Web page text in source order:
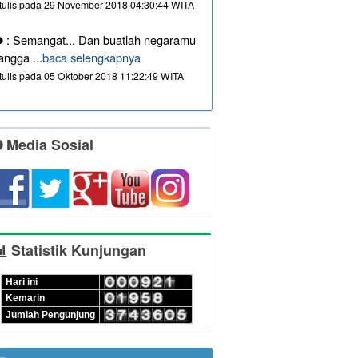
pada 29 November 2018 04:30:44 WITA
: Semangat... Dan buatlah negaramu
...baca selengkapnya
pada 05 Oktober 2018 11:22:49 WITA
Media Sosial
Statistik Kunjungan
Hari ini
Kemarin
Jumlah Pengunjung